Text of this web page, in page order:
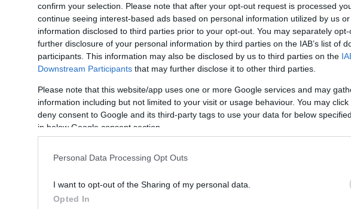
confirm your selection. Please note that after your opt-out request is processed
continue seeing interest-based ads based on personal information utilized by us
information disclosed to third parties prior to your opt-out. You may separately
further disclosure of your personal information by third parties on the IAB’s list of
participants. This information may also be disclosed by us to third parties on the
Downstream Participants that may further disclose it to other third parties.
Please note that this website/app uses one or more Google services and may
information including but not limited to your visit or usage behaviour. You may
deny consent to Google and its third-party tags to use your data for below
in below Google consent section.
Personal Data Processing Opt Outs
I want to opt-out of the Sharing of my personal data.
Opted In